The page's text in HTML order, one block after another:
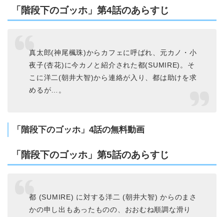
「階段下のゴッホ」第4話のあらすじ
真太郎(神尾楓珠)からカフェに呼ばれ、元カノ・小
夜子(杏花)に今カノと紹介された都(SUMIRE)。そ
こに洋二(朝井大智)から連絡が入り、都は助けを求
めるが…。
「階段下のゴッホ」4話の無料動画
「階段下のゴッホ」第5話のあらすじ
都 (SUMIRE) に対する洋二 (朝井大智) からのまさ
かの申し出もあったものの、おおむね順調な滑り